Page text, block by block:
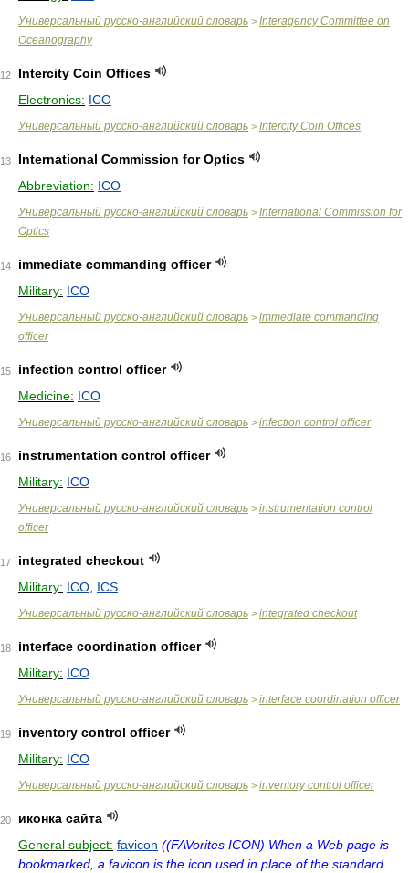
Универсальный русско-английский словарь > Interagency Committee on
Oceanography
12
Intercity Coin Offices
Electronics: ICO
Универсальный русско-английский словарь > Intercity Coin Offices
13
International Commission for Optics
Abbreviation: ICO
Универсальный русско-английский словарь > International Commission for
Optics
14
immediate commanding officer
Military: ICO
Универсальный русско-английский словарь > immediate commanding
officer
15
infection control officer
Medicine: ICO
Универсальный русско-английский словарь > infection control officer
16
instrumentation control officer
Military: ICO
Универсальный русско-английский словарь > instrumentation control
officer
17
integrated checkout
Military: ICO ICS
Универсальный русско-английский словарь > integrated checkout
18
interface coordination officer
Military: ICO
Универсальный русско-английский словарь > interface coordination officer
19
inventory control officer
Military: ICO
Универсальный русско-английский словарь > inventory control officer
20
иконка сайта
General subject: favicon ((FAVorites ICON) When a Web page is
bookmarked, a favicon is the icon used in place of the standard